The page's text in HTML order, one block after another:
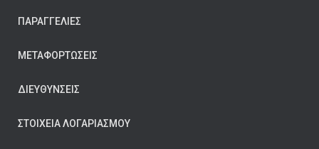
ΠΑΡΑΓΓΕΛΊΕΣ
ΜΕΤΑΦΟΡΤΏΣΕΙΣ
ΔΙΕΥΘΎΝΣΕΙΣ
ΣΤΟΙΧΕΊΑ ΛΟΓΑΡΙΑΣΜΟΎ